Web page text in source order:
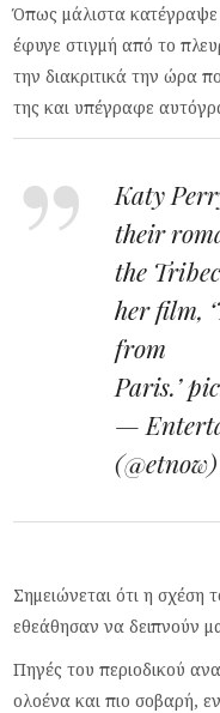
Όπως μάλιστα
έφυγε στιγμή από το
την διακριτικά την ώρα
της και υπέγραφε
Katy
their
the
her film,
from
Paris.’
—
(@etnow)
Σημειώνεται ότι η σχέση
εθεάθησαν να δειπνούν
Πηγές του περιοδικού
ολοένα και πιο σοβαρή,